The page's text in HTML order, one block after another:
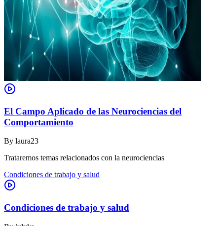
El Campo Aplicado de las Neurociencias del
Comportamiento
By laura23
Trataremos temas relacionados con la neurociencias
Condiciones de trabajo y salud
Condiciones de trabajo y salud